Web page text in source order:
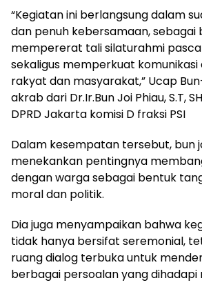
“Kegiatan ini berlangsung dalam
dan penuh kebersamaan, sebagai
mempererat tali silaturahmi pasca
sekaligus memperkuat
rakyat dan masyarakat,” Ucap
akrab dari Dr.Ir.Bun Joi Phiau, S.T,
DPRD Jakarta komisi D fraksi PSI
Dalam kesempatan tersebut, bun
menekankan pentingnya
dengan warga sebagai bentuk
moral dan politik.
Dia juga menyampaikan bahwa
tidak hanya bersifat seremonial,
ruang dialog terbuka untuk
berbagai persoalan yang dihadapi